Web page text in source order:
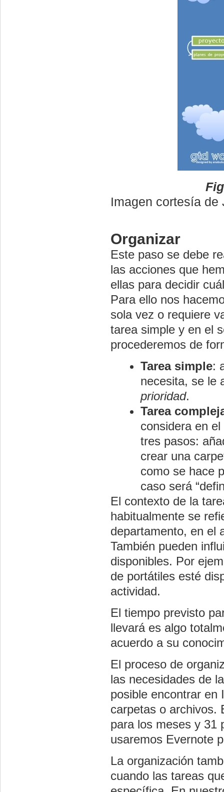
Imagen cortesía
Organizar
Este paso se debe
las acciones que
ellas para decidir
Para ello nos
sola vez o requiere
tarea simple y en el
procederemos de
Tarea simple:
necesita, se le
prioridad.
Tarea
considera en
tres pasos:
crear una
como se hace
caso será
El contexto de la
habitualmente se
departamento, en el
También pueden
disponibles. Por
de portátiles esté
actividad.
El tiempo previsto
llevará es algo
acuerdo a su
El proceso de
las necesidades de
posible encontrar en
carpetas o archivos.
para los meses y 31
usaremos Evernote
La organización
cuando las tareas